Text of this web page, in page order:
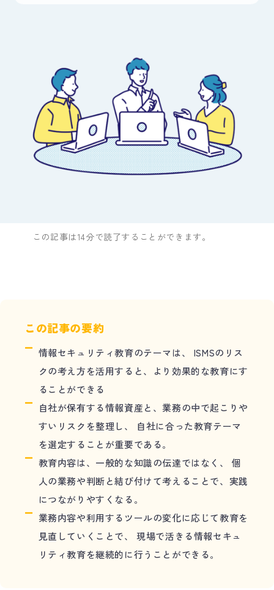
この記事は14分で読了することができます。
この記事の要約
情報セキュリティ教育のテーマは、 ISMSのリス
クの考え方を活用すると、より効果的な教育にす
ることができる
自社が保有する情報資産と、業務の中で起こりや
すいリスクを整理し、 自社に合った教育テーマ
を選定することが重要である。
教育内容は、一般的な知識の伝達ではなく、 個
人の業務や判断と結び付けて考えることで、実践
につながりやすくなる。
業務内容や利用するツールの変化に応じて教育を
見直していくことで、 現場で活きる情報セキュ
リティ教育を継続的に行うことができる。